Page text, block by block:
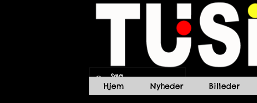
Hjem Nyheder Billeder